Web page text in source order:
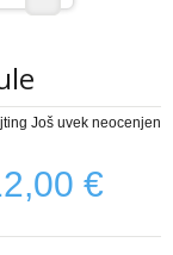
Još uvek neocenjen
€